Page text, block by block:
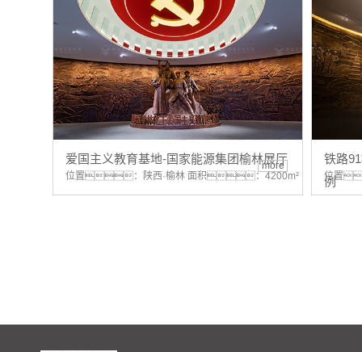
爱国主义教育基地-国家能源集团榆林展厅
位置：陕西·榆林 面积：4200m²
more
铁路
例
位置